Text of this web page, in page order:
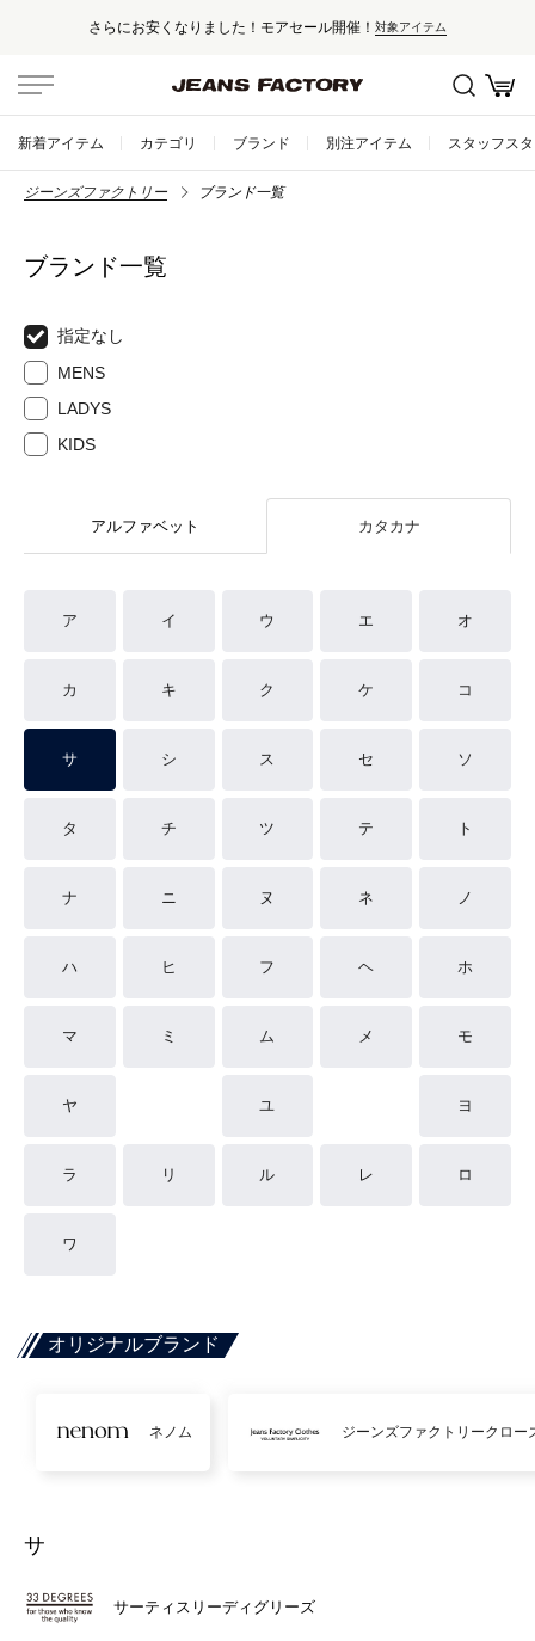
さらにお安くなりました！モアセール開催！ 対象アイテム
新着アイテム カテゴリ ブランド 別注アイテム スタッフス
ジーンズファクトリー ブランド一覧
ブランド一覧
指定なし
MENS
LADYS
KIDS
アルファベット カタカナ
ア イ ウ エ オ
カ キ ク ケ コ
サ シ ス セ ソ
タ チ ツ テ ト
ナ ニ ヌ ネ ノ
ハ ヒ フ ヘ ホ
マ ミ ム メ モ
ヤ ユ ヨ
ラ リ ル レ ロ
ワ
オリジナルブランド
ネノム ジーンズファクトリークロー
サ
サーティスリーディグリーズ